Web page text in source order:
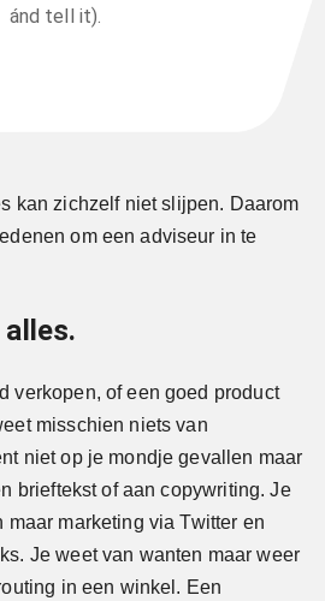
ánd tell it).
kan zichzelf niet slijpen. Daarom
om een adviseur in te
verkopen, of een goed product
misschien niets van
niet op je mondje gevallen maar
brieftekst of aan copywriting. Je
maar marketing via Twitter en
Je weet van wanten maar weer
in een winkel. Een